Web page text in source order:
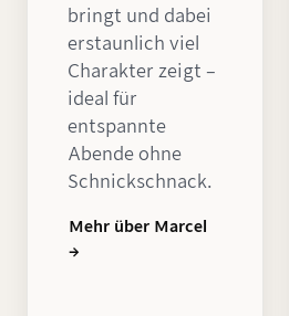
bringt und dabei
erstaunlich viel
Charakter zeigt –
ideal für
entspannte
Abende ohne
Schnickschnack.
Mehr über Marcel
→